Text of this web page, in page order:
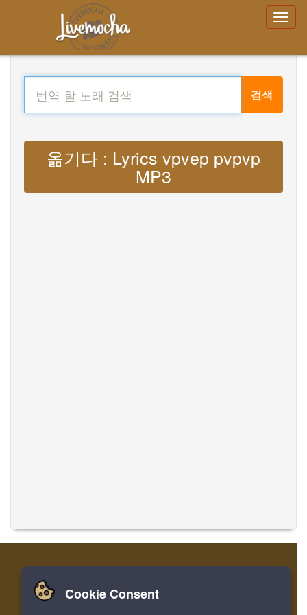
검색
옮기다 : Lyrics vpvep pvpvp
MP3
집 로그인 레지스터
Cookie Consent